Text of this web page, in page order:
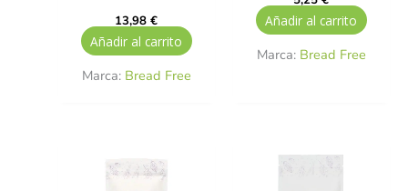
13,98€
Añadir al carrito
Marca: Bread Free
Añadir al carrito
Marca: Bread Free